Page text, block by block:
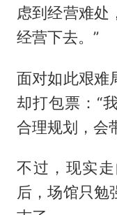
虑到经营难处
经营下去。”
面对如此艰难
却打包票：“
合理规划，会
不过，现实
后，场馆只勉